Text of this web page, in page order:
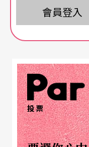
腔班流入閩南，從
初至一九二○年代
時期，九甲戲從
地京班的影響，
有句俗語：「土
這樣的演出特色。
會員登入
投票